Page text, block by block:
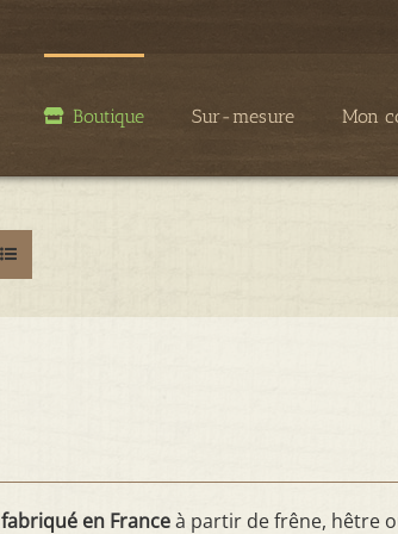
Boutique Sur-mesure Mon
fabriqué en Franceà partir de frêne, hêtre